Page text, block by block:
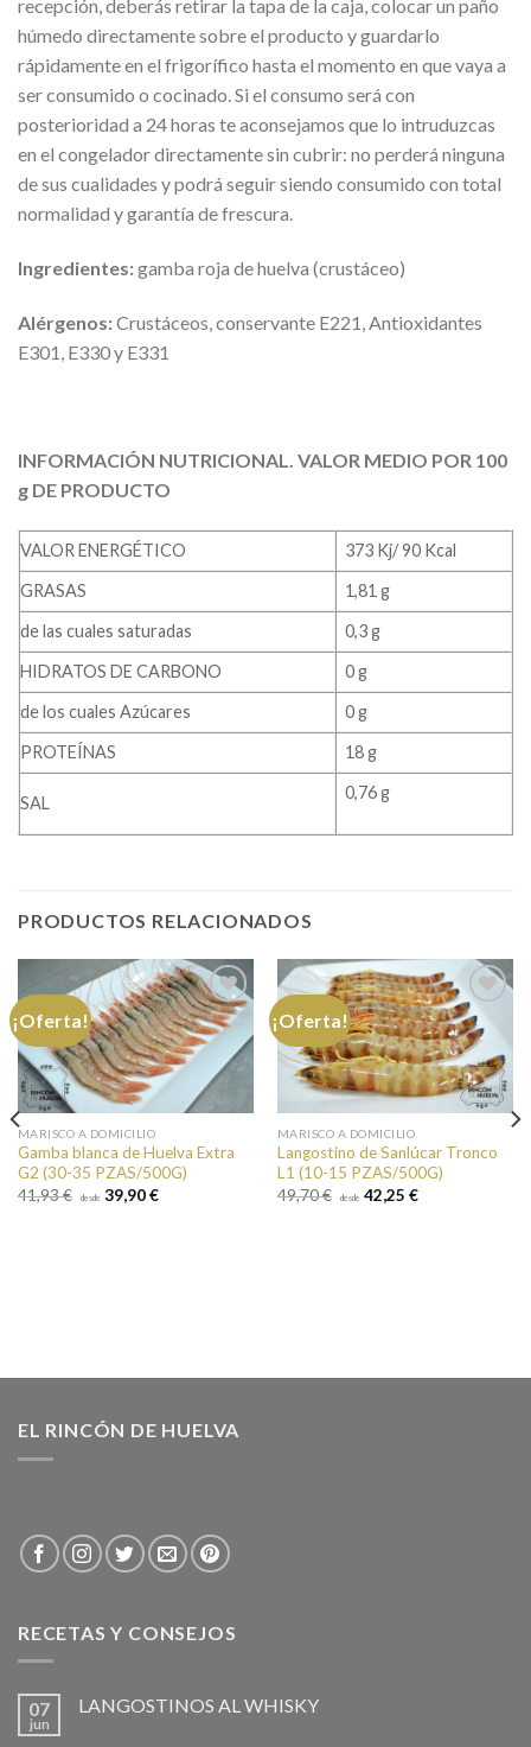
recepción, deberás retirar la tapa de la caja, colocar un paño
húmedo directamente sobre el producto y guardarlo
rápidamente en el frigorífico hasta el momento en que vaya a
ser consumido o cocinado. Si el consumo será con
posterioridad a 24 horas te aconsejamos que lo intruduzcas
en el congelador directamente sin cubrir: no perderá ninguna
de sus cualidades y podrá seguir siendo consumido con total
normalidad y garantía de frescura.
Ingredientes:gamba roja de huelva (crustáceo)
Alérgenos:Crustáceos, conservante E221, Antioxidantes
E301, E330 y E331
INFORMACIÓN NUTRICIONAL. VALOR MEDIO POR 100
g DE PRODUCTO
VALOR ENERGÉTICO
373 Kj/ 90 Kcal
GRASAS
1,81 g
de las cuales saturadas
0,3 g
HIDRATOS DE CARBONO
0 g
de los cuales Azúcares
0 g
PROTEÍNAS
18 g
SAL
0,76 g
PRODUCTOS RELACIONADOS
¡Oferta!
Añadir a
favoritos
MARISCO A DOMICILIO
Gamba blanca de Huelva Extra
G2 (30-35 PZAS/500G)
41,93 €
desde 39,90 €
¡Oferta!
Añadir a
favoritos
MARISCO A DOMICILIO
Langostino de Sanlúcar Tronco
L1 (10-15 PZAS/500G)
49,70 €
desde 42,25 €
EL RINCÓN DE HUELVA
RECETAS Y CONSEJOS
07
jun
LANGOSTINOS AL WHISKY